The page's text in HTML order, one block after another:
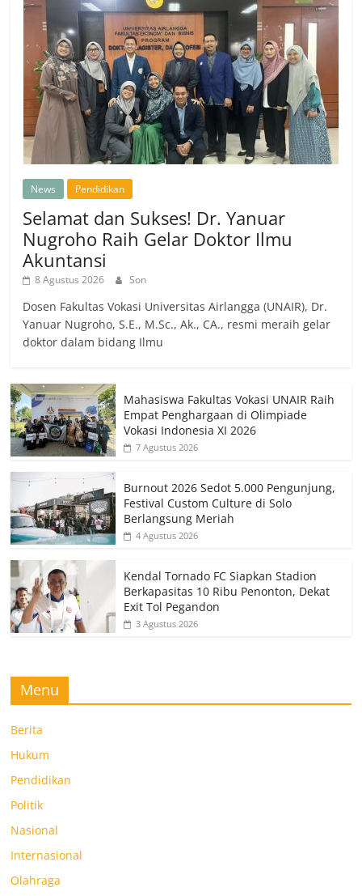
News Pendidikan
Selamat dan Sukses! Dr. Yanuar
Nugroho Raih Gelar Doktor Ilmu
Akuntansi
8 Agustus 2026 Son
Dosen Fakultas Vokasi Universitas Airlangga (UNAIR), Dr.
Yanuar Nugroho, S.E., M.Sc., Ak., CA., resmi meraih gelar
doktor dalam bidang Ilmu
Mahasiswa Fakultas Vokasi UNAIR Raih
Empat Penghargaan di Olimpiade
Vokasi Indonesia XI 2026
7 Agustus 2026
Burnout 2026 Sedot 5.000 Pengunjung,
Festival Custom Culture di Solo
Berlangsung Meriah
4 Agustus 2026
Kendal Tornado FC Siapkan Stadion
Berkapasitas 10 Ribu Penonton, Dekat
Exit Tol Pegandon
3 Agustus 2026
Menu
Berita
Hukum
Pendidikan
Politik
Nasional
Internasional
Olahraga